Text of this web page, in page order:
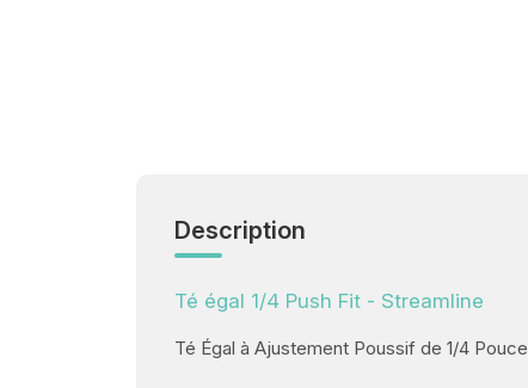
Description
Té égal 1/4 Push Fit - Streamline
Té Égal à Ajustement Poussif de 1/4 Pouce